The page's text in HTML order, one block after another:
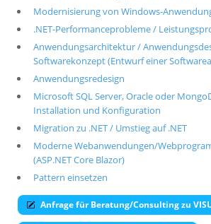
Modernisierung von Windows-
.NET-Performanceprobleme /
Anwendungsarchitektur /
Softwarekonzept (Entwurf einer
Anwendungsredesign
Microsoft SQL Server, Oracle oder
Installation und Konfiguration
Migration zu .NET / Umstieg auf .NET
Moderne Webanwendungen/
(ASP.NET Core Blazor)
Pattern einsetzen
Anfrage für Beratung/Consulting zu